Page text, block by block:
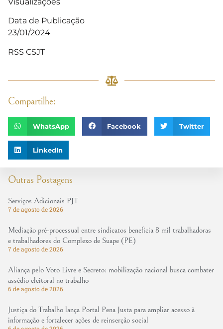
Outras Postagens
Serviços Adicionais PJT
7 de agosto de 2026
Mediação pré-processual entre sindicatos beneficia 8 mil trabalhadoras
e trabalhadores do Complexo de Suape (PE)
7 de agosto de 2026
Aliança pelo Voto Livre e Secreto: mobilização nacional busca combater
assédio eleitoral no trabalho
6 de agosto de 2026
Justiça do Trabalho lança Portal Pena Justa para ampliar acesso à
informação e fortalecer ações de reinserção social
Data de Publicação
23/01/2024
RSS CSJT
Compartilhe:
WhatsApp Facebook Twitter
LinkedIn